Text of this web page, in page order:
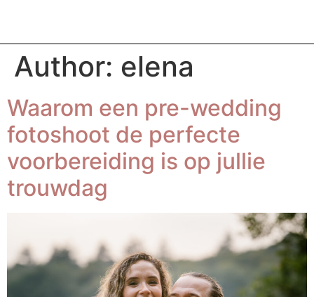
Author: elena
Waarom een pre-wedding
fotoshoot de perfecte
voorbereiding is op jullie
trouwdag